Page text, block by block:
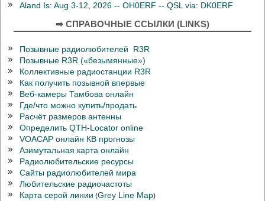
Aland Is: Aug 3-12, 2026 -- OH0ERF -- QSL via: DK0ERF
➡ СПРАВОЧНЫЕ ССЫЛКИ (LINKS)
Позывные радиолюбителей R3R
Позывные R3R («безымянные»)
Коллективные радиостанции R3R
Как получить позывной впервые
Веб-камеры Тамбова онлайн
Где/что можно купить/продать
Расчёт размеров антенны
Определить QTH-Locator online
VOACAP онлайн КВ прогнозы
Азимутальная карта онлайн
Радиолюбительские ресурсы
Сайты радиолюбителей мира
Любительские радиочастоты
Карта серой линии (Grey Line Map)